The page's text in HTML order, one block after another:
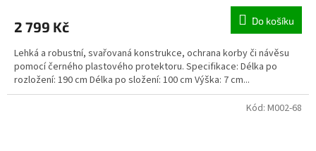
2 799 Kč Do košíku
Lehká a robustní, svařovaná konstrukce, ochrana korby či návěsu
pomocí černého plastového protektoru. Specifikace: Délka po
rozložení: 190 cm Délka po složení: 100 cm Výška: 7 cm...
Kód: M002-68